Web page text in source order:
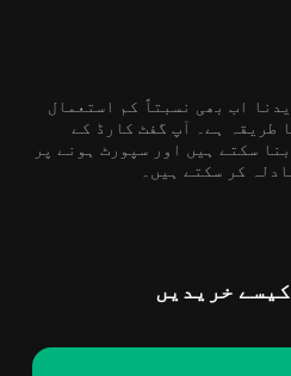
اب بھی نسبتاً کم استعمال
طریقہ ہے۔ آپ گفٹ کارڈ کے
سکتے ہیں اور سپورٹ ہونے پر
خریدیں